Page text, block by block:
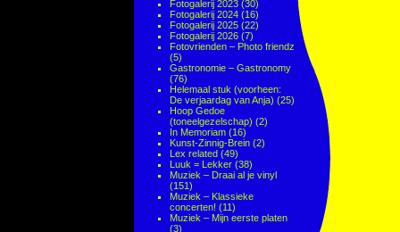
Fotogalerij 2023 (30)
Fotogalerij 2024 (16)
Fotogalerij 2025 (22)
Fotogalerij 2026 (7)
Fotovrienden – Photo friendz
(5)
Gastronomie – Gastronomy
(76)
Helemaal stuk (voorheen:
De verjaardag van Anja) (25)
Hoop Gedoe
(toneelgezelschap) (2)
In Memoriam (16)
Kunst-Zinnig-Brein (2)
Lex related (49)
Luuk = Lekker (38)
Muziek – Draai al je vinyl
(151)
Muziek – Klassieke
concerten! (11)
Muziek – Mijn eerste platen
(3)